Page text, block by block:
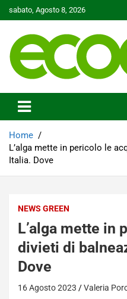
to
sabato, Agosto 8, 2026
Ecoo.it
Home
L’alga mette in pericolo le
Italia. Dove
NEWS GREEN
L’alga mette in
divieti di
Dove
16 Agosto 2023 Valeria